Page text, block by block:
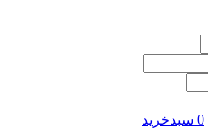
0 سبدخرید